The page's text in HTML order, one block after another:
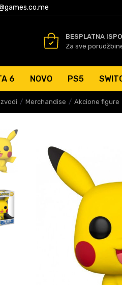
50 EUR
SIGURNO PLAĆANJE PLATNIM
BESPLATNA
Za sve
6 NOVO PS5
Merchandise Akcione figure